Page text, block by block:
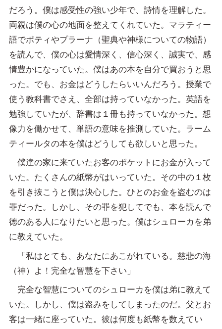
だろう。僕は感受性の強い少年で、詩情を理解した。
両親は僕の心の地面を整えてくれていた。マラティー
語でポティやプラーナ（聖典や神様についての物語）
を読んで、僕の心は愛情深く、信心深く、誠実で、感
情豊かになっていた。僕はあの本を自分で買おうと思
った。でも、お金はどうしたらいいんだろう。授業で
使う教科書でさえ、全部は持っていなかった。英語を
勉強していたが、辞書は１冊も持っていなかった。想
像力を働かせて、単語の意味を推測していた。ラーム
ティールタの本を僕はどうしても欲しいと思った。
僕達の家に来ていたお客のポケットにお金が入って
いた。たくさんの紙幣がはいっていた。その中の１枚
を引き抜こうと僕は決心した。ひとのお金を盗むのは
罪だった。しかし、その罪を犯してでも、本を読んで
徳のある人になりたいと思った。僕はシュローカを弟
に教えていた。
「私はとても、あなたにあこがれている。慈悲の海
（神）よ！完全な智慧を下さい」
完全な智慧についてのシュローカを僕は弟に教えて
いた。しかし、僕は盗みをしてしまったのだ。父とお
客は一緒に座っていた。彼は何度も紙幣を数えてい